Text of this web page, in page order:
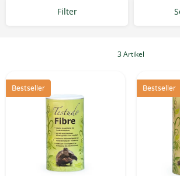
Filter
3 Artikel
Bestseller Bestseller